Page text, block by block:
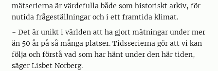
mätserierna är värdefulla både som historiskt arkiv, för
nutida frågeställningar och i ett framtida klimat.
− Det är unikt i världen att ha gjort mätningar under mer
än 50 år på så många platser. Tidsserierna gör att vi kan
följa och förstå vad som har hänt under den här tiden,
säger Lisbet Norberg.